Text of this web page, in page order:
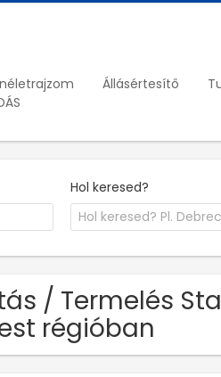
Állásértesítő
Hol keresed?
/ Termelés
régióban